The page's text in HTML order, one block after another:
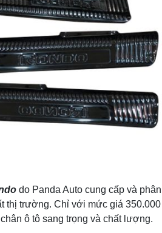
do Panda Auto cung cấp và
thị trường. Chỉ với mức giá
ô tô sang trọng và chất lượng.